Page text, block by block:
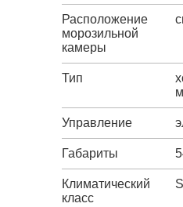
Расположение
морозильной
камеры
Тип
Управление
Габариты
Климатический
класс